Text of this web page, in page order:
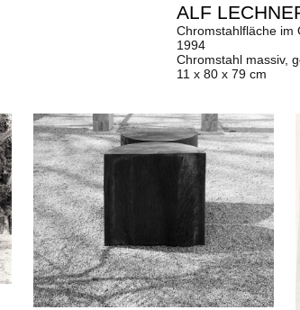
ALF
Chromstahlfläche im
1994
Chromstahl massiv,
11 x 80 x 79 cm